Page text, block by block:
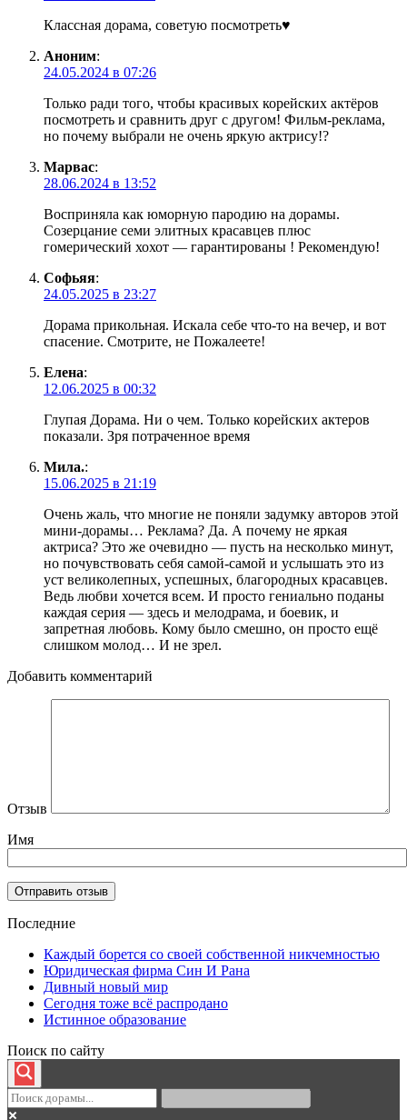
Классная дорама, советую посмотреть♥
Аноним:
24.05.2024 в 07:26
Только ради того, чтобы красивых корейских актёров
посмотреть и сравнить друг с другом! Фильм-реклама,
но почему выбрали не очень яркую актрису!?
Марвас:
28.06.2024 в 13:52
Восприняла как юморную пародию на дорамы.
Созерцание семи элитных красавцев плюс
гомерический хохот — гарантированы ! Рекомендую!
Софьяя:
24.05.2025 в 23:27
Дорама прикольная. Искала себе что-то на вечер, и вот
спасение. Смотрите, не Пожалеете!
Елена:
12.06.2025 в 00:32
Глупая Дорама. Ни о чем. Только корейских актеров
показали. Зря потраченное время
Мила.:
15.06.2025 в 21:19
Очень жаль, что многие не поняли задумку авторов этой
мини-дорамы… Реклама? Да. А почему не яркая
актриса? Это же очевидно — пусть на несколько минут,
но почувствовать себя самой-самой и услышать это из
уст великолепных, успешных, благородных красавцев.
Ведь любви хочется всем. И просто гениально поданы
каждая серия — здесь и мелодрама, и боевик, и
запретная любовь. Кому было смешно, он просто ещё
слишком молод… И не зрел.
Добавить комментарий
Отзыв
Имя
Последние
Каждый борется со своей собственной никчемностью
Юридическая фирма Син И Рана
Дивный новый мир
Сегодня тоже всё распродано
Истинное образование
Поиск по сайту